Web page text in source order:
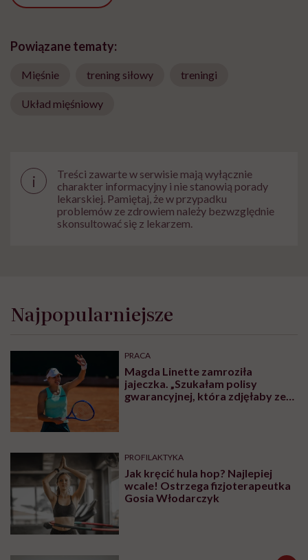
Powiązane tematy:
Mięśnie trening siłowy treningi
Układ mięśniowy
i
Treści zawarte w serwisie mają wyłącznie
charakter informacyjny i nie stanowią porady
lekarskiej. Pamiętaj, że w przypadku
problemów ze zdrowiem należy bezwzględnie
skonsultować się z lekarzem.
Najpopularniejsze
PRACA
Magda Linette zamroziła
jajeczka. „Szukałam polisy
gwarancyjnej, która zdjęłaby ze
PROFILAKTYKA
Jak kręcić hula hop? Najlepiej
wcale! Ostrzega fizjoterapeutka
Gosia Włodarczyk